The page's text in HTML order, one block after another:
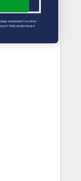
wiadomość na adres
Więcej informacji w